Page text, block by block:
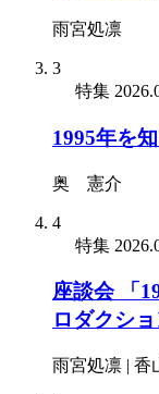
雨宮処凛
3
特集
1995年を
奥 憲介
4
特集
座談会 「
ロダクシ
雨宮処凛 | 香